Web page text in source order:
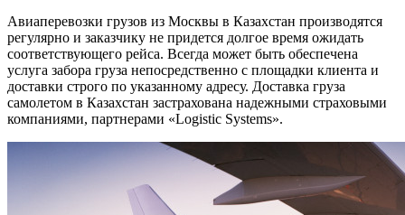
Авиаперевозки грузов из Москвы в Казахстан производятся
регулярно и заказчику не придется долгое время ожидать
соответствующего рейса. Всегда может быть обеспечена
услуга забора груза непосредственно с площадки клиента и
доставки строго по указанному адресу. Доставка груза
самолетом в Казахстан застрахована надежными страховыми
компаниями, партнерами «Logistic Systems».